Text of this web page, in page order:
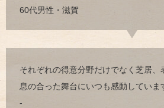
60代男性・滋賀
それぞれの得意分野だけでなく芝居、
息の合った舞台にいつも感動していま
-